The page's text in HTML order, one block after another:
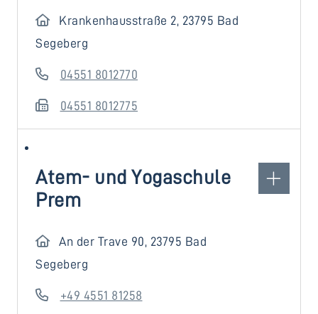
Krankenhausstraße 2, 23795 Bad
Segeberg
04551 8012770
04551 8012775
Atem- und Yogaschule
Prem
An der Trave 90, 23795 Bad
Segeberg
+49 4551 81258